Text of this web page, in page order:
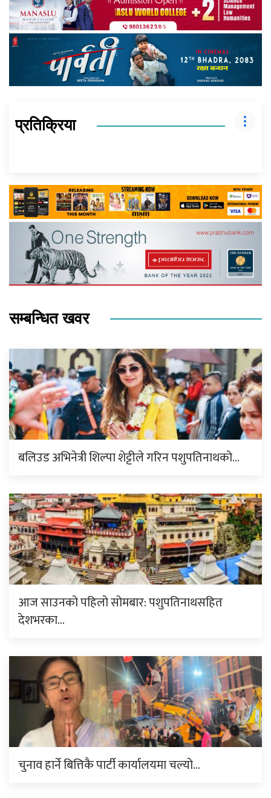
प्रतिक्रिया
सम्बन्धित खवर
बलिउड अभिनेत्री शिल्पा शेट्टीले गरिन पशुपतिनाथको…
आज साउनको पहिलो सोमबार: पशुपतिनाथसहित
देशभरका…
चुनाव हार्ने बित्तिकै पार्टी कार्यालयमा चल्यो…